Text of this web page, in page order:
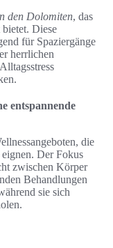
den Dolomiten, das
Diese
für Spaziergänge
herrlichen
entspannende
die
Der Fokus
zwischen Körper
Behandlungen
sie sich